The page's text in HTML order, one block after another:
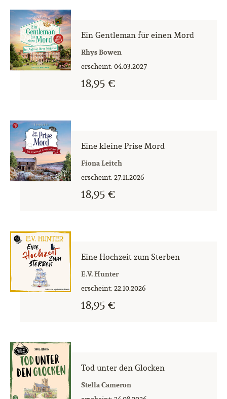
Ein Gentleman für einen Mord
Rhys Bowen
erscheint: 04.03.2027
18,95 €
Eine kleine Prise Mord
Fiona Leitch
erscheint: 27.11.2026
18,95 €
Eine Hochzeit zum Sterben
E.V. Hunter
erscheint: 22.10.2026
18,95 €
Tod unter den Glocken
Stella Cameron